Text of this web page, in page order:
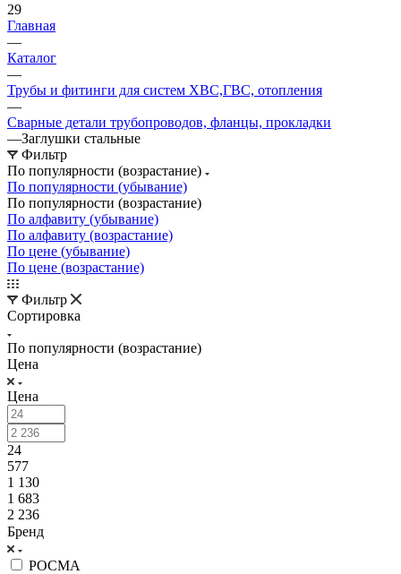
29
Главная
—
Каталог
—
Трубы и фитинги для систем ХВС,ГВС, отопления
—
Сварные детали трубопроводов, фланцы, прокладки
—Заглушки стальные
Фильтр
По популярности (возрастание)
По популярности (убывание)
По популярности (возрастание)
По алфавиту (убывание)
По алфавиту (возрастание)
По цене (убывание)
По цене (возрастание)
Фильтр
Сортировка
По популярности (возрастание)
Цена
Цена
24
577
1 130
1 683
2 236
Бренд
РОСМА